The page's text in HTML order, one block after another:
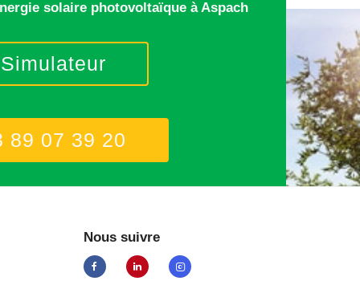
solaire photovoltaïque à Aspach
Simulateur
89 07 39 20
Nous suivre